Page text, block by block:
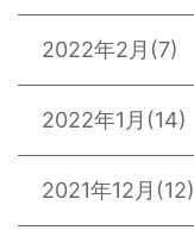
2022年2月 (7)
2022年1月 (14)
2021年12月 (12)